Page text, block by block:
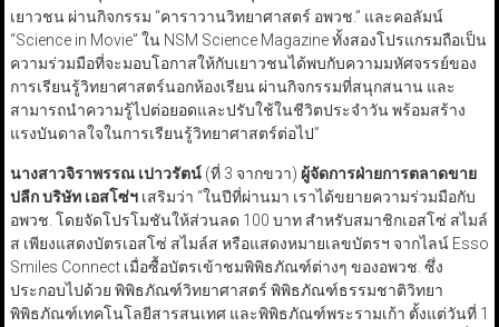
เยาวชน ผ่านกิจกรรม “คาราวานวิทยาศาสตร์ อพวช.” และคอลัมน์
“Science in Movie” ใน NSM Science Magazine ทั้งสองโปรแกรมถือเป็น
ความร่วมมือที่จะมอบโอกาสให้กับเยาวชนได้พบกับความมหัศจรรย์ของ
การเรียนรู้วิทยาศาสตร์นอกห้องเรียน ผ่านกิจกรรมที่สนุกสนาน และ
สามารถนำความรู้ไปต่อยอดและปรับใช้ในชีวิตประจำวัน พร้อมสร้าง
แรงบันดาลใจในการเรียนรู้วิทยาศาสตร์ต่อไป”
นางสาวจิราพรรณ เปาวรัตน์(ที่ 3 จากขวา) ผู้จัดการฝ่ายการตลาดขาย
ปลีก บริษัท เอสโซ่ฯเสริมว่า “ในปีที่ผ่านมา เราได้ขยายความร่วมมือกับ
อพวช. โดยจัดโปรโมชันให้ส่วนลด 100 บาท สำหรับสมาชิกเอสโซ่ สไมล์
ส เพียงแสดงบัตรเอสโซ่ สไมล์ส หรือแสดงหมายเลขบัตรฯ จากไลน์ Esso
Smiles Connect เมื่อซื้อบัตรเข้าชมพิพิธภัณฑ์ต่างๆ ของอพวช. ซึ่ง
ประกอบไปด้วย พิพิธภัณฑ์วิทยาศาสตร์ พิพิธภัณฑ์ธรรมชาติวิทยา
พิพิธภัณฑ์เทคโนโลยีสารสนเทศ และพิพิธภัณฑ์พระรามเก้า ตั้งแต่วันที่ 1